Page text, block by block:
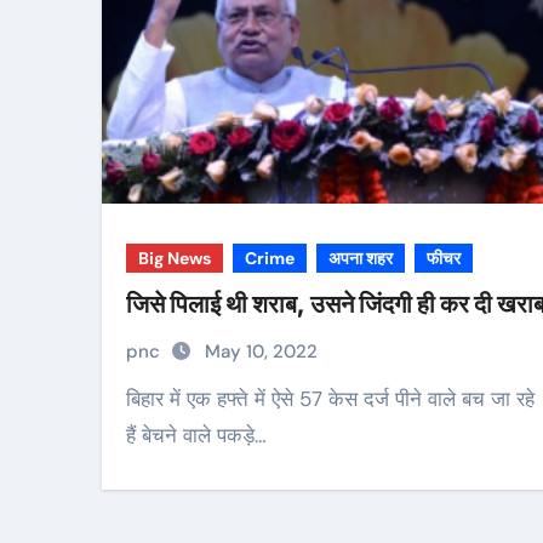
Big News Crime अपना शहर फीचर
जिसे पिलाई थी शराब, उसने जिंदगी ही कर दी
pnc May 10, 2022
बिहार में एक हफ्ते में ऐसे 57 केस दर्ज पीने वाले बच जा रहे
हैं बेचने वाले पकड़े…